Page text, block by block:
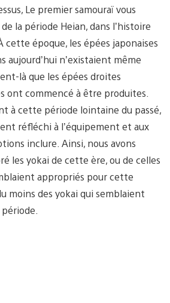
Le premier samouraï vous
la période Heian, dans l’histoire
cette époque, les épées japonaises
aujourd’hui n’existaient même
là que les épées droites
ont commencé à être produites.
à cette période lointaine du passé,
réfléchi à l’équipement et aux
inclure. Ainsi, nous avons
les yokai de cette ère, ou de celles
appropriés pour cette
moins des yokai qui semblaient